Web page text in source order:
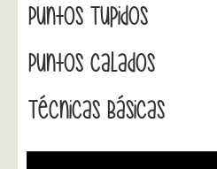
Puntos Tupidos
Puntos Calados
Técnicas Básicas